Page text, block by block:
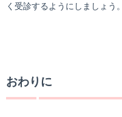
く受診するようにしましょう。
おわりに